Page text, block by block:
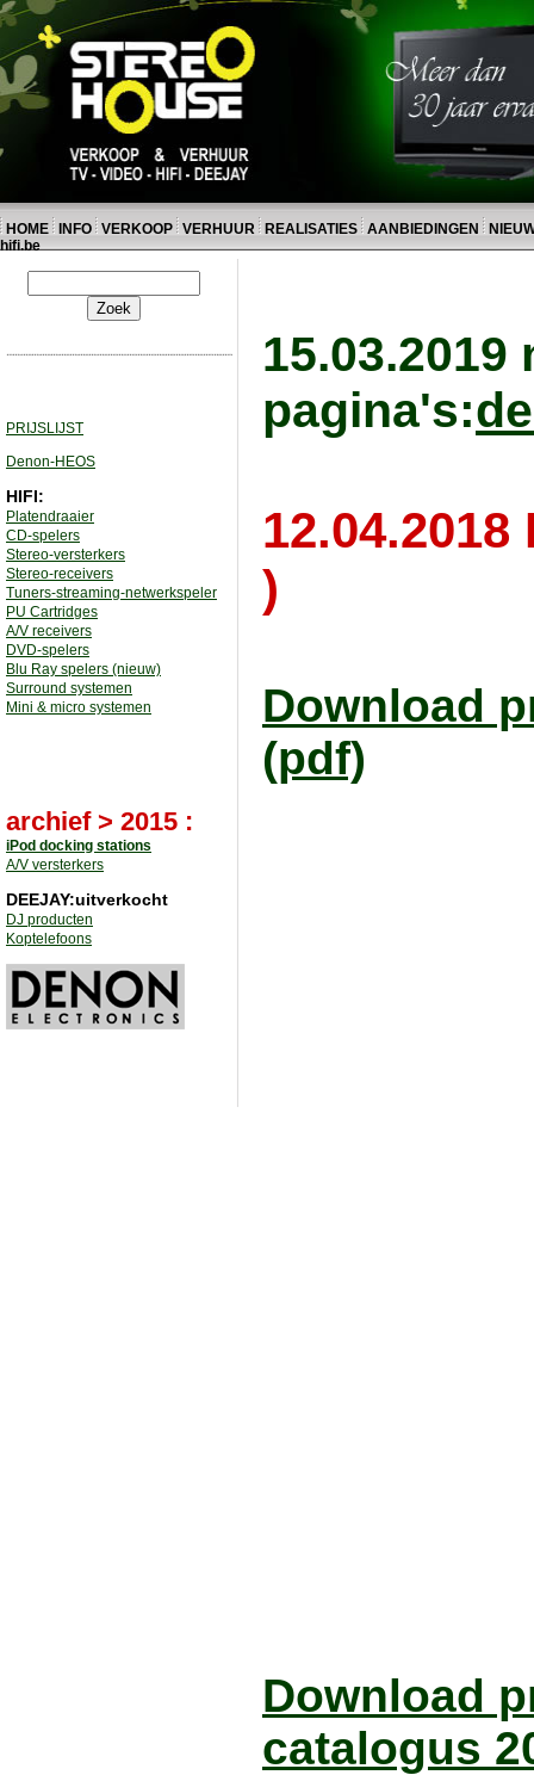
HOME INFO VERKOOP VERHUUR REALISATIES AANBIEDINGEN
hifi.be
PRIJSLIJST
Denon-HEOS
HIFI:
Platendraaier
CD-spelers
Stereo-versterkers
Stereo-receivers
Tuners-streaming-netwerkspeler
PU Cartridges
A/V receivers
DVD-spelers
Blu Ray spelers (nieuw)
Surround systemen
Mini & micro systemen
archief > 2015 :
iPod docking stations
A/V versterkers
DEEJAY:uitverkocht
DJ producten
Koptelefoons
pagina's:
)
Download
(pdf)
Download
catalogus